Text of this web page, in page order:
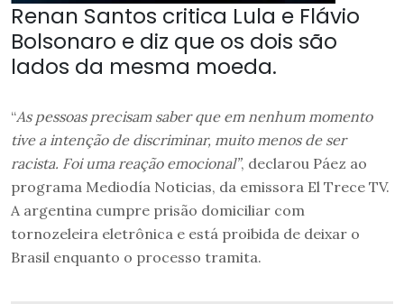
Renan Santos critica Lula e Flávio
Bolsonaro e diz que os dois são
lados da mesma moeda.
“As pessoas precisam saber que em nenhum momento
tive a intenção de discriminar, muito menos de ser
racista. Foi uma reação emocional”, declarou Páez ao
programa Mediodía Noticias, da emissora El Trece TV.
A argentina cumpre prisão domiciliar com
tornozeleira eletrônica e está proibida de deixar o
Brasil enquanto o processo tramita.